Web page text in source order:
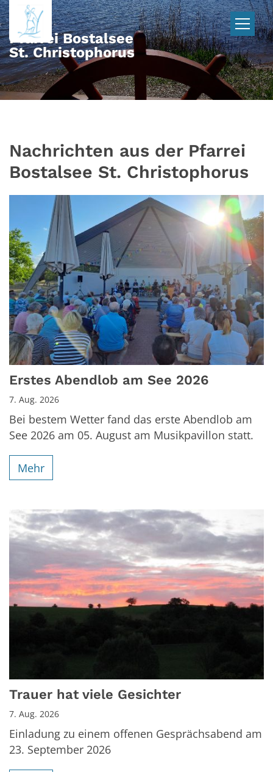
Zum Inhalt springen
Pfarrei Bostalsee
St. Christophorus
Nachrichten aus der Pfarrei
Bostalsee St. Christophorus
Erstes Abendlob am See 2026
7. Aug. 2026
Bei bestem Wetter fand das erste Abendlob am
See 2026 am 05. August am Musikpavillon statt.
Mehr
Trauer hat viele Gesichter
7. Aug. 2026
Einladung zu einem offenen Gesprächsabend am
23. September 2026